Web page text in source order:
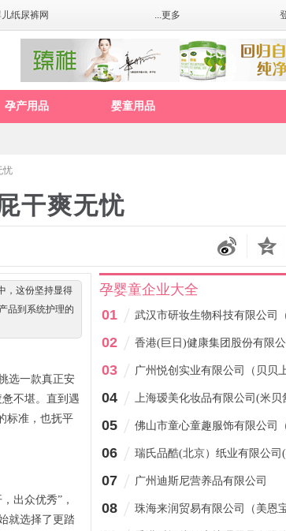
纸尿裤网 ...更多
孕产用品 婴童用品
忧
干爽无忧
，这份坚持显得
品到系统护理的
选一款真正安
不堪。直到遇
标准，也抚平
出众优秀”，
就选择了更踏
孕婴童企业大全
武汉市研妆生物科技有限公司
01 /
香港(巨日)健康集团股份有限
粉)
02 /
广州悦创实业有限公司（贝贝
03 /
上海瑷美化妆品有限公司(米贝
尿裤)
04 /
佛山市童心童趣服饰有限公司
童装）
05 /
瑞氏品酷(北京）纸业有限公司
裤）
06 /
广州迪斯尼营养品有限公司
07 /
珠海来润贸易有限公司（美恩
08 /